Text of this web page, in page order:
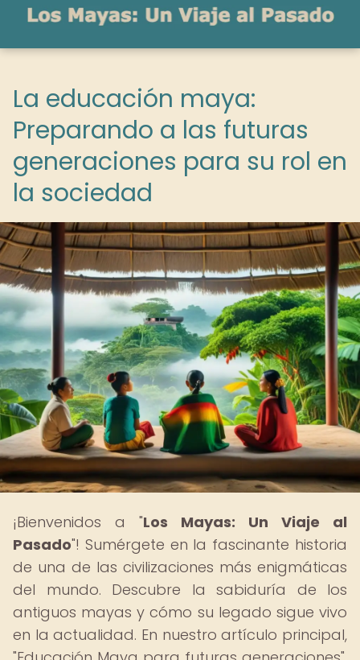
La educación maya:
Preparando a las futuras
generaciones para su rol en
la sociedad
¡Bienvenidos a "Los Mayas: Un Viaje al
Pasado"! Sumérgete en la fascinante historia
de una de las civilizaciones más enigmáticas
del mundo. Descubre la sabiduría de los
antiguos mayas y cómo su legado sigue vivo
en la actualidad. En nuestro artículo principal,